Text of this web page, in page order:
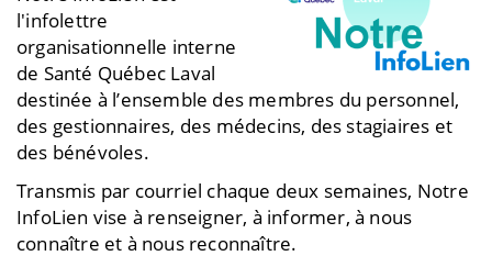
l'infolettre
organisationnelle interne
de Santé Québec Laval
destinée à l’ensemble des membres du personnel,
des gestionnaires, des médecins, des stagiaires et
des bénévoles.
Transmis par courriel chaque deux semaines, Notre
InfoLien vise à renseigner, à informer, à nous
connaître et à nous reconnaître.